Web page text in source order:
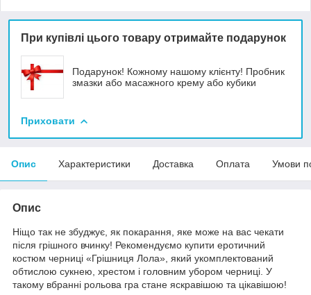
При купівлі цього товару отримайте подарунок
Подарунок! Кожному нашому клієнту! Пробник
змазки або масажного крему або кубики
Приховати
Опис Характеристики Доставка Оплата Умови
Опис
Ніщо так не збуджує, як покарання, яке може на вас чекати
після грішного вчинку! Рекомендуємо купити еротичний
костюм черниці «Грішниця Лола», який укомплектований
обтислою сукнею, хрестом і головним убором черниці. У
такому вбранні рольова гра стане яскравішою та цікавішою!